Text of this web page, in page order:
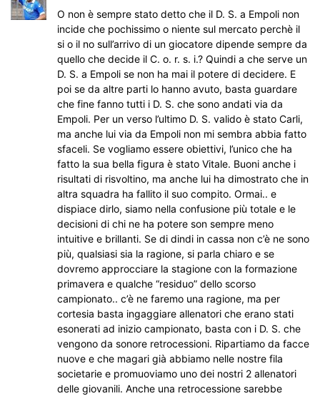
O non è sempre stato detto che il D. S. a Empoli non
incide che pochissimo o niente sul mercato perchè il
si o il no sull’arrivo di un giocatore dipende sempre da
quello che decide il C. o. r. s. i.? Quindi a che serve un
D. S. a Empoli se non ha mai il potere di decidere. E
poi se da altre parti lo hanno avuto, basta guardare
che fine fanno tutti i D. S. che sono andati via da
Empoli. Per un verso l’ultimo D. S. valido è stato Carli,
ma anche lui via da Empoli non mi sembra abbia fatto
sfaceli. Se vogliamo essere obiettivi, l’unico che ha
fatto la sua bella figura è stato Vitale. Buoni anche i
risultati di risvoltino, ma anche lui ha dimostrato che in
altra squadra ha fallito il suo compito. Ormai.. e
dispiace dirlo, siamo nella confusione più totale e le
decisioni di chi ne ha potere son sempre meno
intuitive e brillanti. Se di dindi in cassa non c’è ne sono
più, qualsiasi sia la ragione, si parla chiaro e se
dovremo approcciare la stagione con la formazione
primavera e qualche “residuo” dello scorso
campionato.. c’è ne faremo una ragione, ma per
cortesia basta ingaggiare allenatori che erano stati
esonerati ad inizio campionato, basta con i D. S. che
vengono da sonore retrocessioni. Ripartiamo da facce
nuove e che magari già abbiamo nelle nostre fila
societarie e promuoviamo uno dei nostri 2 allenatori
delle giovanili. Anche una retrocessione sarebbe